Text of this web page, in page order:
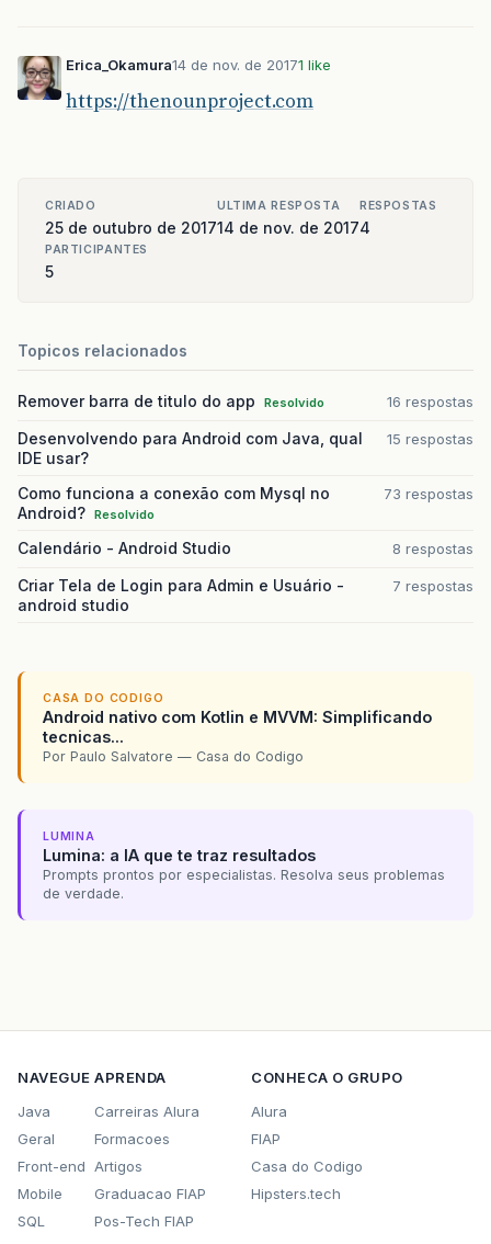
Erica_Okamura14 de nov. de 20171 like
https://thenounproject.com
CRIADO
25 de outubro de 2017
ULTIMA RESPOSTA
14 de nov. de 2017
RESPOSTAS
4
PARTICIPANTES
5
Topicos relacionados
Remover barra de titulo do app Resolvido 16 respostas
Desenvolvendo para Android com Java, qual
IDE usar?
15 respostas
Como funciona a conexão com Mysql no
Android? Resolvido
73 respostas
Calendário - Android Studio 8 respostas
Criar Tela de Login para Admin e Usuário -
android studio
7 respostas
CASA DO CODIGO
Android nativo com Kotlin e MVVM: Simplificando
tecnicas...
Por Paulo Salvatore — Casa do Codigo
LUMINA
Lumina: a IA que te traz resultados
Prompts prontos por especialistas. Resolva seus problemas
de verdade.
NAVEGUE
Java
Geral
Front-end
Mobile
SQL
APRENDA
Carreiras Alura
Formacoes
Artigos
Graduacao FIAP
Pos-Tech FIAP
CONHECA O GRUPO
Alura
FIAP
Casa do Codigo
Hipsters.tech